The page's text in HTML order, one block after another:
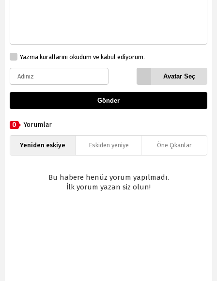
Yazma kurallarını okudum ve kabul ediyorum.
Avatar Seç
Gönder
0 Yorumlar
Yeniden eskiye Eskiden yeniye Öne Çıkanlar
Bu habere henüz yorum yapılmadı.
İlk yorum yazan siz olun!